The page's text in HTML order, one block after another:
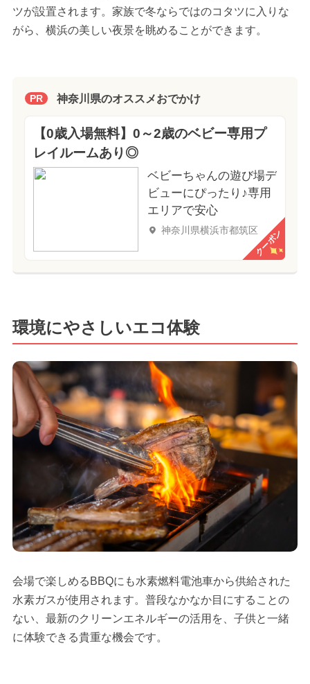
ツが設置されます。家族で冬ならではのコタツに入りな
がら、横浜の美しい夜景を眺めることができます。
PR 神奈川県のオススメおでかけ
【0歳入場無料】0～2歳のベビー専用プ
レイルームあり◎
ベビーちゃんの遊び場デ
ビューにぴったり♪専用
エリアで安心
神奈川県横浜市都筑区クーポン
環境にやさしいエコ体験
会場で楽しめるBBQにも水素燃料電池車から供給された
水素ガスが使用されます。普段なかなか目にすることの
ない、最新のクリーンエネルギーの活用を、子供と一緒
に体験できる貴重な機会です。